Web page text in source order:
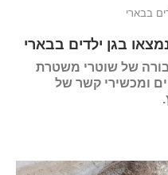
בבארי
בגן ילדים בבארי
של שוטרי משטרת
ומכשירי קשר של